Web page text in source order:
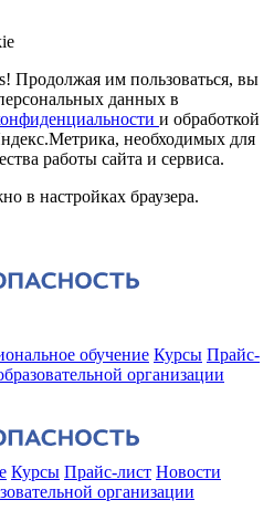
Продолжая им пользоваться, вы
данных в
и обработкой
необходимых для
работы сайта и сервиса.
в настройках браузера.
обучение Курсы Прайс-
организации
Курсы Прайс-лист Новости
организации